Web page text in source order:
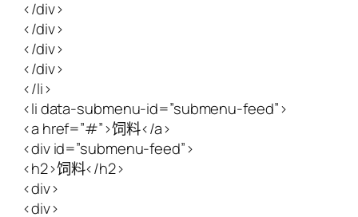
</div>
</div>
</div>
</div>
</li>
<li data-submenu-id=”submenu-feed”>
<a href=”#”>饲料</a>
<div id=”submenu-feed”>
<h2>饲料</h2>
<div>
<div>